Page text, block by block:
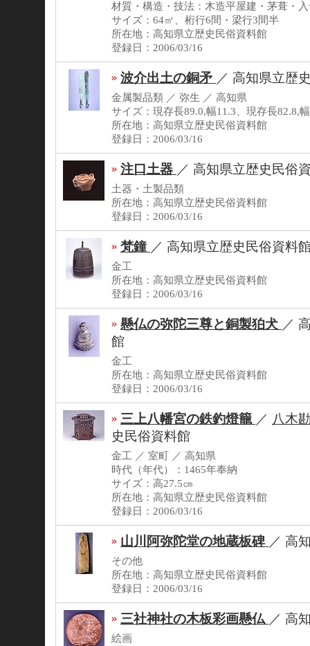
材質・構造・技法：木造平屋建・茅葺・
サイズ：64㎡、桁行6間・梁行3間半
所在地：高知県立歴史民俗資料館
登録日：2006/03/16
波介出土の銅矛 ／ 高知県立歴
金属製品類 ／ 弥生 ／ 高知県
サイズ：現存長89.0,幅11.3、現存長82.8,
所在地：高知県立歴史民俗資料館
登録日：2006/03/16
注口土器 ／ 高知県立歴史民俗
土器・土製品類
所在地：高知県立歴史民俗資料館
登録日：2006/03/16
梵鐘 ／ 高知県立歴史民俗資料
金工
所在地：高知県立歴史民俗資料館
登録日：2006/03/16
懸仏の弥陀三尊と銅製狛犬 ／
館
金工
所在地：高知県立歴史民俗資料館
登録日：2006/03/16
三上八幡宮の鉄釣燈籠 ／ 八木
史民俗資料館
金工 ／ 室町 ／ 高知県
時代（年代）：1465年奉納
サイズ：高27.5㎝
所在地：高知県立歴史民俗資料館
登録日：2006/03/16
山川阿弥陀堂の地蔵板碑 ／ 高
その他
所在地：高知県立歴史民俗資料館
登録日：2006/03/16
三社神社の木板彩画懸仏 ／ 高
絵画